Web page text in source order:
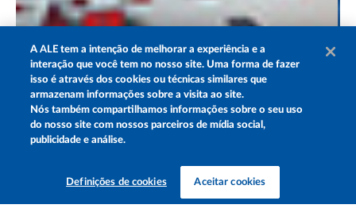
AALE tem a intenção de melhorar a experiência e a
interação que você tem no nosso site. Uma forma de fazer
isso é através dos cookies ou técnicas similares que
armazenam informações sobre a visita ao site.
Nós também compartilhamos informações sobre o seu uso
do nosso site com nossos parceiros de mídia social,
publicidade e análise.
Definições de cookies Aceitar cookies